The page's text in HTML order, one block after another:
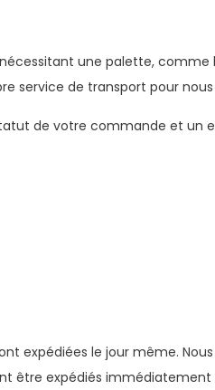
une palette,
service de transport pour
de votre commande et un
expédiées le jour même.
être expédiés